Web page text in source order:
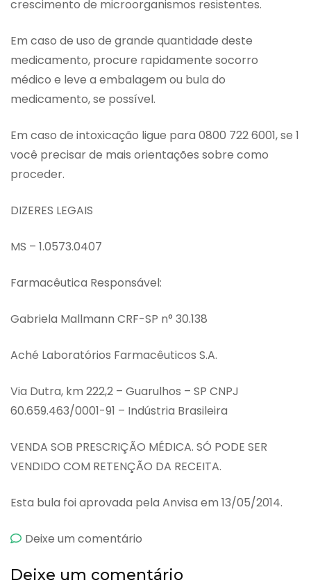
crescimento de microorganismos resistentes.
Em caso de uso de grande quantidade deste
medicamento, procure rapidamente socorro
médico e leve a embalagem ou bula do
medicamento, se possível.
Em caso de intoxicação ligue para 0800 722 6001, se 1
você precisar de mais orientações sobre como
proceder.
DIZERES LEGAIS
MS – 1.0573.0407
Farmacêutica Responsável:
Gabriela Mallmann CRF-SP n° 30.138
Aché Laboratórios Farmacêuticos S.A.
Via Dutra, km 222,2 – Guarulhos – SP CNPJ
60.659.463/0001-91 – Indústria Brasileira
VENDA SOB PRESCRIÇÃO MÉDICA. SÓ PODE SER
VENDIDO COM RETENÇÃO DA RECEITA.
Esta bula foi aprovada pela Anvisa em 13/05/2014.
Deixe um comentário
Deixe um comentário